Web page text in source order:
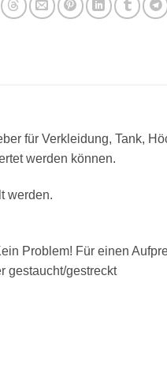
für Verkleidung, Tank,
werden können.
werden.
Problem! Für einen
gestaucht/gestreckt